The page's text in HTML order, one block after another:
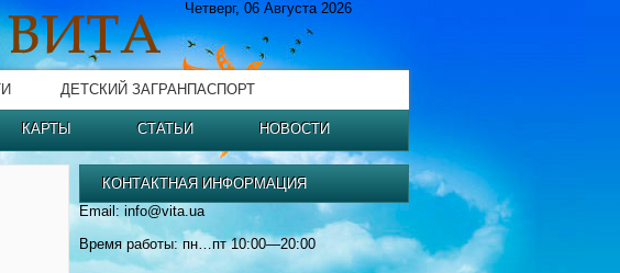
Четверг, 06 Августа 2026
ДЕТСКИЙ ЗАГРАНПАСПОРТ
КАРТЫ СТАТЬИ НОВОСТИ
КОНТАКТНАЯ ИНФОРМАЦИЯ
Email: info@vita.ua
Время работы: пн…пт 10:00—20:00